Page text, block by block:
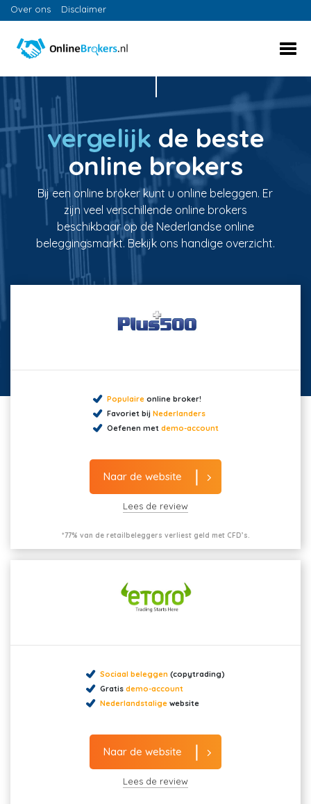
Over ons Disclaimer
vergelijk de beste
online brokers
Bij een online broker kunt u online beleggen. Er
zijn veel verschillende online brokers
beschikbaar op de Nederlandse online
beleggingsmarkt. Bekijk ons handige overzicht.
Populaireonline broker!
Favoriet bij Nederlanders
Oefenen met demo-account
Naar de website
Lees de review
*77% van de retailbeleggers verliest geld met CFD’s.
Sociaal beleggen (copytrading)
Gratis demo-account
Nederlandstalige website
Naar de website
Lees de review